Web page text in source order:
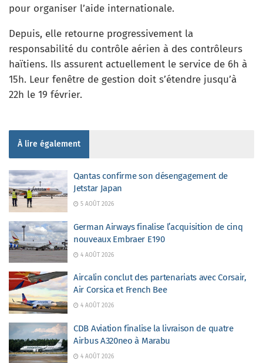
pour organiser l’aide internationale.
Depuis, elle retourne progressivement la
responsabilité du contrôle aérien à des contrôleurs
haïtiens. Ils assurent actuellement le service de 6h à
15h. Leur fenêtre de gestion doit s’étendre jusqu’à
22h le 19 février.
À lire également
Qantas confirme son désengagement de
Jetstar Japan
5 AOÛT 2026
German Airways finalise l’acquisition de cinq
nouveaux Embraer E190
4 AOÛT 2026
Aircalin conclut des partenariats avec Corsair,
Air Corsica et French Bee
4 AOÛT 2026
CDB Aviation finalise la livraison de quatre
Airbus A320neo à Marabu
4 AOÛT 2026